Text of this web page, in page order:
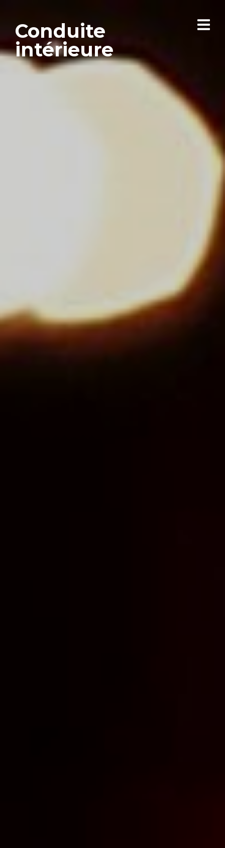
Conduite
intérieure